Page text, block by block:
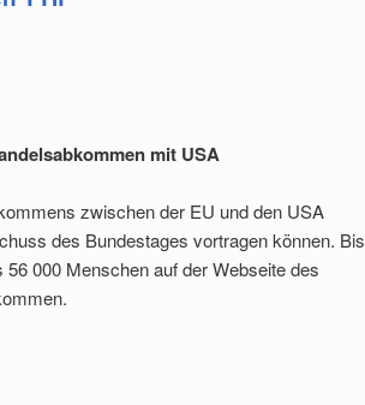
mit USA
zwischen der EU und den USA
des Bundestages vortragen können. Bis
000 Menschen auf der Webseite des